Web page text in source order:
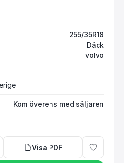
255/35R18
Däck
volvo
Kom överens med säljaren
Visa PDF